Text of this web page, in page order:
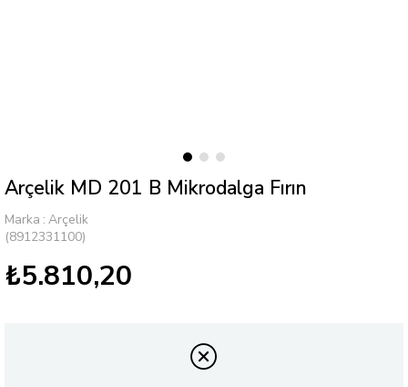
Arçelik MD 201 B Mikrodalga Fırın
Marka : Arçelik
(8912331100)
₺5.810,20